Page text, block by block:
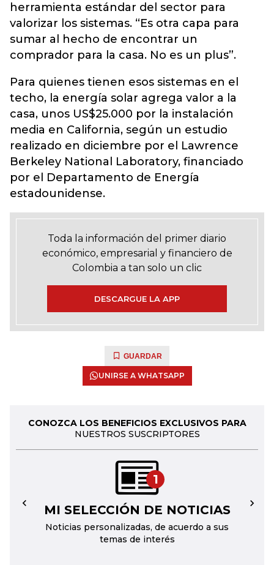
herramienta estándar del sector para
valorizar los sistemas. “Es otra capa para
sumar al hecho de encontrar un
comprador para la casa. No es un plus”.
Para quienes tienen esos sistemas en el
techo, la energía solar agrega valor a la
casa, unos US$25.000 por la instalación
media en California, según un estudio
realizado en diciembre por el Lawrence
Berkeley National Laboratory, financiado
por el Departamento de Energía
estadounidense.
Toda la información del primer diario
económico, empresarial y financiero de
Colombia a tan solo un clic
DESCARGUE LA APP
GUARDAR
UNIRSE A WHATSAPP
CONOZCA LOS BENEFICIOS EXCLUSIVOS PARA
NUESTROS SUSCRIPTORES
1
MI SELECCIÓN DE NOTICIAS
Noticias personalizadas, de acuerdo a sus
temas de interés
← →